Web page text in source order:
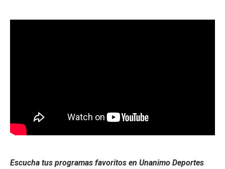
Escucha tus programas favoritos en Unanimo Deportes